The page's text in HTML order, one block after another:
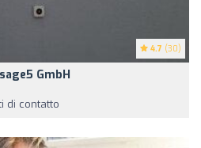
4.7 (30)
GmbH
di contatto